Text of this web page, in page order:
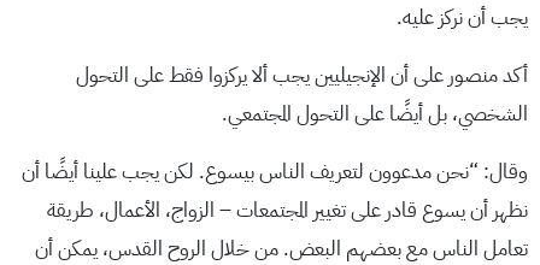
يجب أن نركز عليه.
أكد منصور على أن الإنجيليين يجب ألا يركزوا فقط على التحول
الشخصي، بل أيضًا على التحول المجتمعي.
وقال: “نحن مدعوون لتعريف الناس بيسوع. لكن يجب علينا أيضًا أن
نظهر أن يسوع قادر على تغيير المجتمعات – الزواج، الأعمال، طريقة
تعامل الناس مع بعضهم البعض. من خلال الروح القدس، يمكن أن